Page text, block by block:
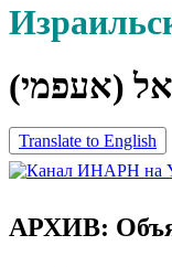
(אעפמי)
Translate to English
АРХИВ: